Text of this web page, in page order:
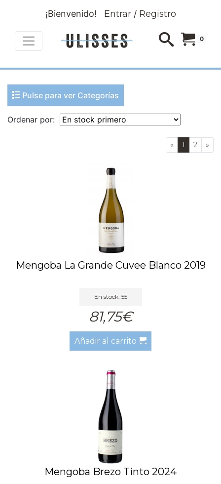
¡Bienvenido! Entrar/ Registro
0
Pulse para ver Categorías
Ordenar por:
« 1 2 »
Mengoba La Grande Cuvee Blanco 2019
En stock: 55
81,75€
Añadir al carrito
Mengoba Brezo Tinto 2024